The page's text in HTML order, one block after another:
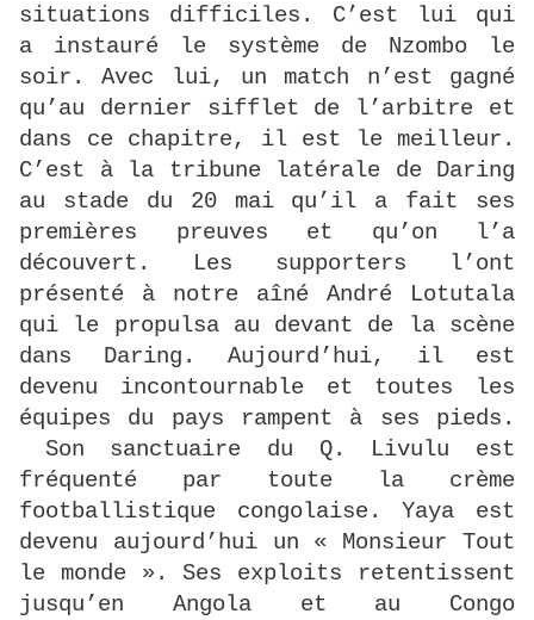
situations difficiles. C’est lui qui
a instauré le système de Nzombo le
soir. Avec lui, un match n’est gagné
qu’au dernier sifflet de l’arbitre et
dans ce chapitre, il est le meilleur.
C’est à la tribune latérale de Daring
au stade du 20 mai qu’il a fait ses
premières preuves et qu’on l’a
découvert. Les supporters l’ont
présenté à notre aîné André Lotutala
qui le propulsa au devant de la scène
dans Daring. Aujourd’hui, il est
devenu incontournable et toutes les
équipes du pays rampent à ses pieds.
Son sanctuaire du Q. Livulu est
fréquenté par toute la crème
footballistique congolaise. Yaya est
devenu aujourd’hui un « Monsieur Tout
le monde ». Ses exploits retentissent
jusqu’en Angola et au Congo